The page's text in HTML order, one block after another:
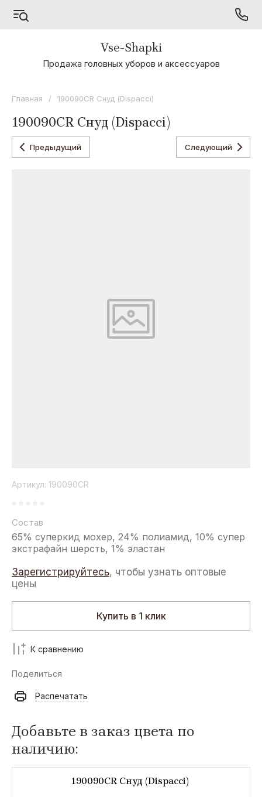
А - Я
Odyssey
Коллекция
Oxygon
Коллекция
Flamenco
Vse-Shapki
Продажа головных уборов и аксессуаров
Главная / 190090CR Снуд (Dispacci)
190090CR Снуд (Dispacci)
Предыдущий Следующий
Артикул: 190090CR
Состав
65% суперкид мохер, 24% полиамид, 10% супер
экстрафайн шерсть, 1% эластан
Зарегистрируйтесь, чтобы узнать оптовые
цены
Купить в 1 клик
К сравнению
Поделиться
Распечатать
Добавьте в заказ цвета по
наличию:
190090CR Снуд (Dispacci)